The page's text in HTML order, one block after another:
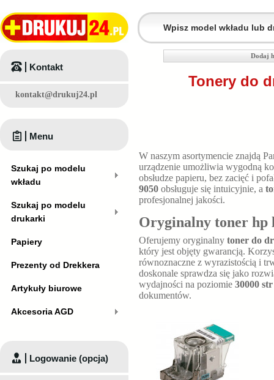
Dodaj
Tonery do
W naszym asortymencie znajdą
urządzenie umożliwia wygodną
obsłudze papieru, bez zacięć i
9050 obsługuje się intuicyjnie, a
profesjonalnej jakości.
Oryginalny toner hp
Oferujemy oryginalny toner do
który jest objęty gwarancją.
równoznaczne z wyrazistością i
doskonale sprawdza się jako
wydajności na poziomie 30000 str
dokumentów.
Kontakt
kontakt@drukuj24.pl
Menu
Szukaj po modelu
wkładu
Szukaj po modelu
drukarki
Papiery
Prezenty od Drekkera
Artykuły biurowe
Akcesoria AGD
Logowanie (opcja)